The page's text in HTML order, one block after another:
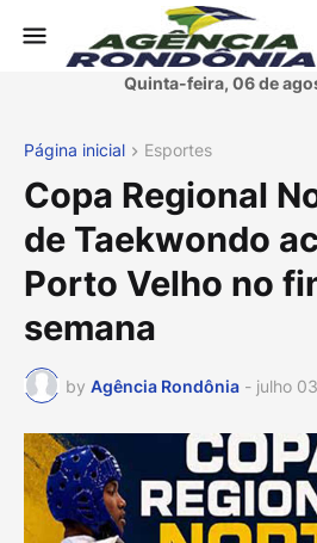
Quinta-feira, 06 de
Página inicial Esportes
Copa Regional
de Taekwondo
Porto Velho no
semana
by Agência Rondônia - julho